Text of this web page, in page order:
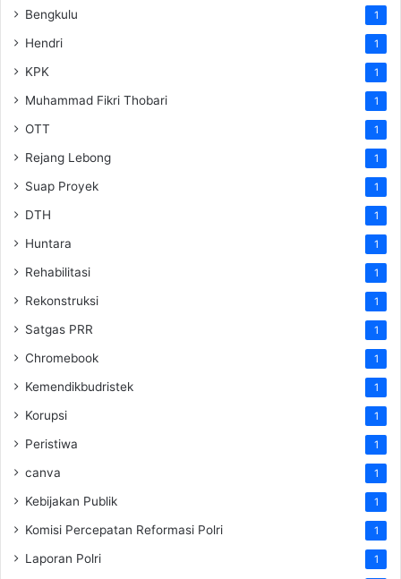
Bengkulu 1
Hendri 1
KPK 1
Muhammad Fikri Thobari 1
OTT 1
Rejang Lebong 1
Suap Proyek 1
DTH 1
Huntara 1
Rehabilitasi 1
Rekonstruksi 1
Satgas PRR 1
Chromebook 1
Kemendikbudristek 1
Korupsi 1
Peristiwa 1
canva 1
Kebijakan Publik 1
Komisi Percepatan Reformasi Polri 1
Laporan Polri 1